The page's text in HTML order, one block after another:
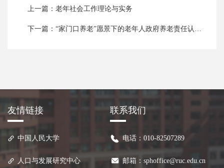
上一篇：老年社会工作理论与实务
下一篇：“家门口养老”愿景下的老年人政府养老责任认知转变——来自居家和社区养老服务改革试点的证据
友情链接
中国人民大学
人口与发展研究中心
联系我们
电话：010-82507289
邮箱：sphoffice@ruc.edu.cn